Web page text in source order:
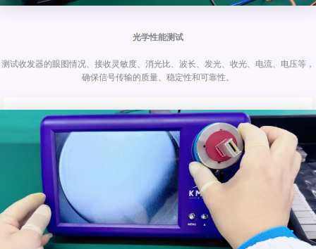
光学性能测试
测试收发器的眼图情况、接收灵敏度、消光比、波长、发光、收光、电流、电压等，
确保信号传输的质量、稳定性和可靠性。